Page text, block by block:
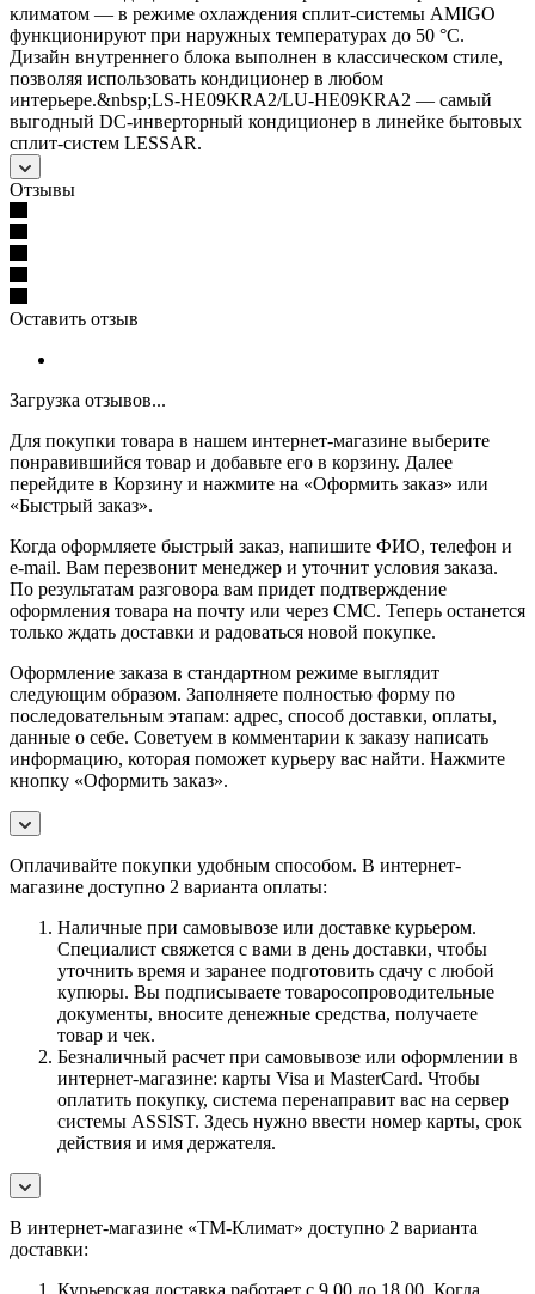
климатом — в режиме охлаждения сплит-системы AMIGO
функционируют при наружных температурах до 50 °С.
Дизайн внутреннего блока выполнен в классическом стиле,
позволяя использовать кондиционер в любом
интерьере.&nbsp;LS-HE09KRA2/LU-HE09KRA2 — самый
выгодный DC-инверторный кондиционер в линейке бытовых
сплит-систем LESSAR.
Отзывы
Оставить отзыв
Загрузка отзывов...
Для покупки товара в нашем интернет-магазине выберите
понравившийся товар и добавьте его в корзину. Далее
перейдите в Корзину и нажмите на «Оформить заказ» или
«Быстрый заказ».
Когда оформляете быстрый заказ, напишите ФИО, телефон и
e-mail. Вам перезвонит менеджер и уточнит условия заказа.
По результатам разговора вам придет подтверждение
оформления товара на почту или через СМС. Теперь останется
только ждать доставки и радоваться новой покупке.
Оформление заказа в стандартном режиме выглядит
следующим образом. Заполняете полностью форму по
последовательным этапам: адрес, способ доставки, оплаты,
данные о себе. Советуем в комментарии к заказу написать
информацию, которая поможет курьеру вас найти. Нажмите
кнопку «Оформить заказ».
Оплачивайте покупки удобным способом. В интернет-
магазине доступно 2 варианта оплаты:
Наличные при самовывозе или доставке курьером.
Специалист свяжется с вами в день доставки, чтобы
уточнить время и заранее подготовить сдачу с любой
купюры. Вы подписываете товаросопроводительные
документы, вносите денежные средства, получаете
товар и чек.
Безналичный расчет при самовывозе или оформлении в
интернет-магазине: карты Visa и MasterCard. Чтобы
оплатить покупку, система перенаправит вас на сервер
системы ASSIST. Здесь нужно ввести номер карты, срок
действия и имя держателя.
В интернет-магазине «ТМ-Климат» доступно 2 варианта
доставки:
Курьерская доставка работает с 9.00 до 18.00. Когда